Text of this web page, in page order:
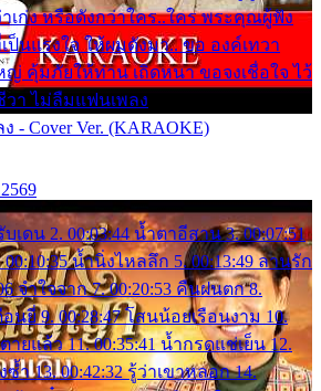
าเก่ง หรือดังกว่าใคร..ใคร พระคุณผู้ฟัง
ป็นแรงใจ ให้ผมดังมา.. ขอ องค์เทวา
คุ้มภัยให้ท่าน เถิดหนา ขอจงเชื่อใจ ไว้
วา ไม่ลืมแฟนเพลง
Cover Ver. (KARAOKE)
บเดน 2. 00:03:44 น้ำตาอีสาน 3. 00:07:51
น้ำนิ่งไหลลึก 5. 00:13:49 ลานรัก
จำใจจาก 7. 00:20:53 คืนฝนตก 8.
อนยี่ 9. 00:28:47 โสนน้อยเรือนงาม 10.
ายแล้ว 11. 00:35:41 น้ำกรดแช่เย็น 12.
ซ้ำ 13. 00:42:32 รู้ว่าเขาหลอก 14.